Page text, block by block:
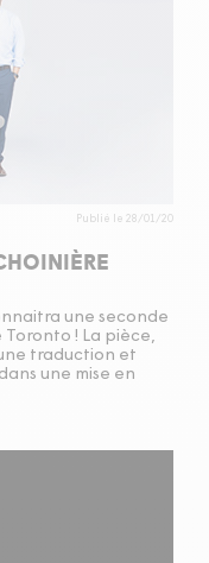
Publié le 28/01/20
une seconde
Toronto ! La pièce,
traduction et
une mise en